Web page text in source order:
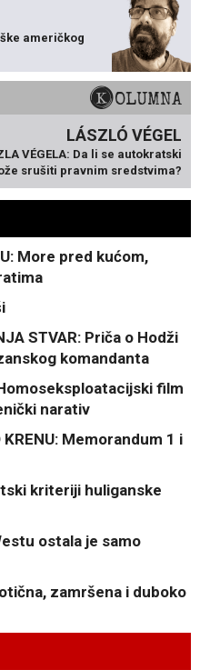
američkog
KOLUMNA
LÁSZLÓ VÉGEL
VÉGELA: Da li se autokratski
srušiti pravnim sredstvima?
More pred kućom,
STVAR: Priča o Hodži
komandanta
film
narativ
KRENU: Memorandum 1 i
kriteriji huliganske
ostala je samo
zamršena i duboko